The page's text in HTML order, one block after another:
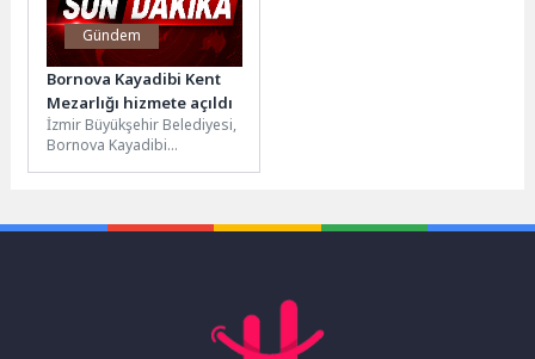
Gündem
Bornova Kayadibi Kent
Mezarlığı hizmete açıldı
İzmir Büyükşehir Belediyesi,
Bornova Kayadibi